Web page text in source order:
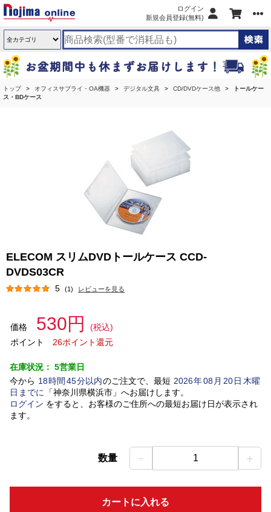
ログイン
新規会員登録(無料)
トップ オフィスサプライ・OA機器 デジタル文具 CD/DVDケース他
トールケー
ス・BDケース
ELECOM スリムDVDトールケース CCD-
DVDS03CR
5 (1) レビューを見る
価格 530円
(税込)
ポイント
26ポイント還元
在庫状況： 5営業日
今から 18時間 45分以内のご注文で、最短 2026年08 月 20日木曜
日 までに 「神奈川県横浜市」 へお届けします。
ログイン をすると、お客様のご住所への最短お届け日が表示され
ます。
数量 － 1 ＋
カートに入れる